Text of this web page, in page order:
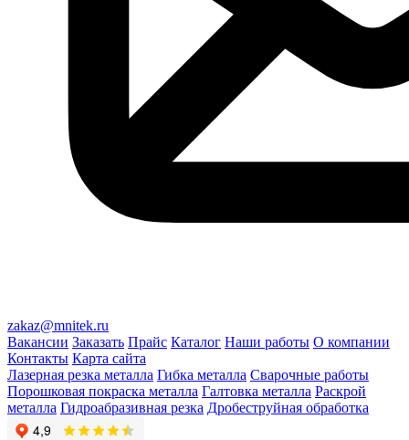
zakaz@mnitek.ru
Вакансии Заказать Прайс Каталог Наши работы О компании
Контакты Карта сайта
Лазерная резка металла Гибка металла Сварочные работы
Порошковая покраска металла Галтовка металла Раскрой
металла Гидроабразивная резка Дробеструйная обработка